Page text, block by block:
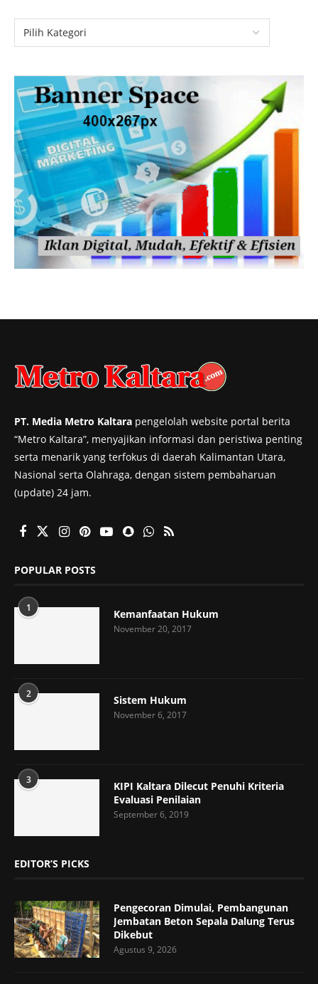
PT. Media Metro Kaltara pengelolah website portal berita
“Metro Kaltara”, menyajikan informasi dan peristiwa penting
serta menarik yang terfokus di daerah Kalimantan Utara,
Nasional serta Olahraga, dengan sistem pembaharuan
(update) 24 jam.
POPULAR POSTS
1 Kemanfaatan Hukum
November 20, 2017
2 Sistem Hukum
November 6, 2017
3
KIPI Kaltara Dilecut Penuhi Kriteria
Evaluasi Penilaian
September 6, 2019
EDITOR’S PICKS
Pengecoran Dimulai, Pembangunan
Jembatan Beton Sepala Dalung Terus
Dikebut
Agustus 9, 2026